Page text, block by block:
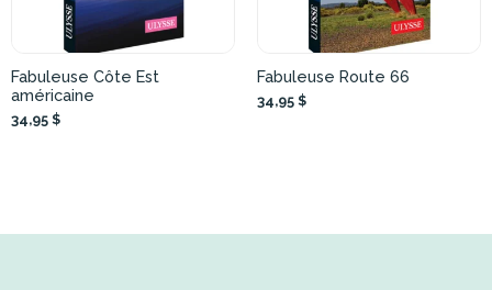
Fabuleuse Côte Est
américaine
34,95 $
Fabuleuse Route 66
34,95 $